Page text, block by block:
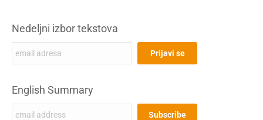
Nedeljni izbor tekstova
English Summary